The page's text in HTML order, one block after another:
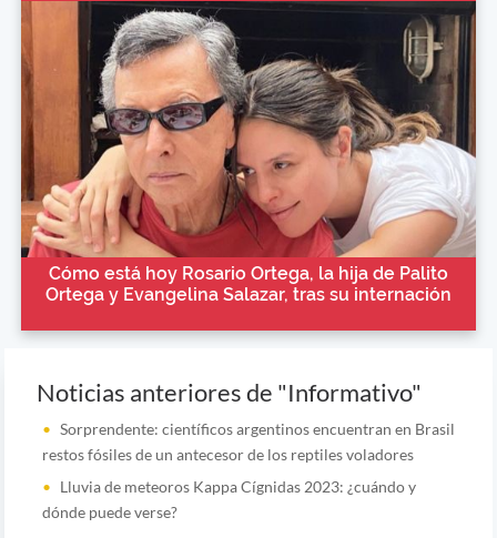
Cómo está hoy Rosario Ortega, la hija de Palito
Ortega y Evangelina Salazar, tras su internación
Noticias anteriores de "Informativo"
Sorprendente: científicos argentinos encuentran en Brasil
restos fósiles de un antecesor de los reptiles voladores
Lluvia de meteoros Kappa Cígnidas 2023: ¿cuándo y
dónde puede verse?